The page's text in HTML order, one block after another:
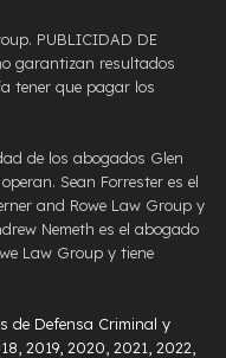
PUBLICIDAD DE
garantizan resultados
tener que pagar los
de los abogados Glen
Sean Forrester es el
and Rowe Law Group y
Nemeth es el abogado
Law Group y tiene
de Defensa Criminal y
2019, 2020, 2021, 2022,